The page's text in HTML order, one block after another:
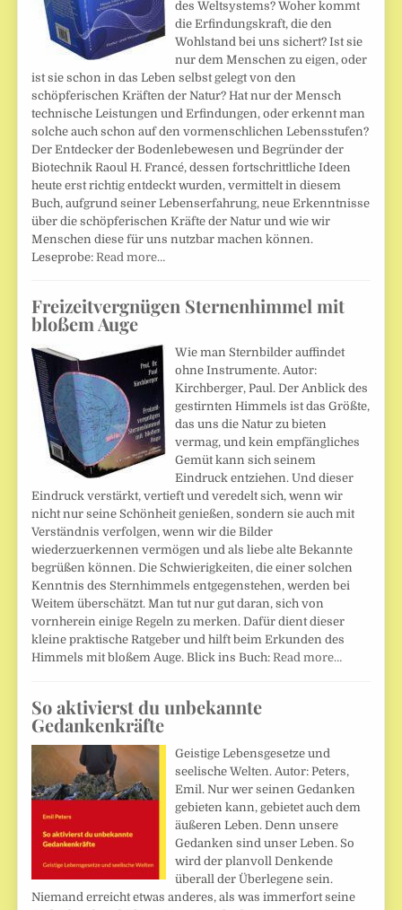
des Weltsystems? Woher kommt
die Erfindungskraft, die den
Wohlstand bei uns sichert? Ist sie
nur dem Menschen zu eigen, oder
ist sie schon in das Leben selbst gelegt von den
schöpferischen Kräften der Natur? Hat nur der Mensch
technische Leistungen und Erfindungen, oder erkennt man
solche auch schon auf den vormenschlichen Lebensstufen?
Der Entdecker der Bodenlebewesen und Begründer der
Biotechnik Raoul H. Francé, dessen fortschrittliche Ideen
heute erst richtig entdeckt wurden, vermittelt in diesem
Buch, aufgrund seiner Lebenserfahrung, neue Erkenntnisse
über die schöpferischen Kräfte der Natur und wie wir
Menschen diese für uns nutzbar machen können.
Leseprobe:Read more…
Freizeitvergnügen Sternenhimmel mit
bloßem Auge
Wie man Sternbilder auffindet
ohne Instrumente. Autor:
Kirchberger, Paul. Der Anblick des
gestirnten Himmels ist das Größte,
das uns die Natur zu bieten
vermag, und kein empfängliches
Gemüt kann sich seinem
Eindruck entziehen. Und dieser
Eindruck verstärkt, vertieft und veredelt sich, wenn wir
nicht nur seine Schönheit genießen, sondern sie auch mit
Verständnis verfolgen, wenn wir die Bilder
wiederzuerkennen vermögen und als liebe alte Bekannte
begrüßen können. Die Schwierigkeiten, die einer solchen
Kenntnis des Sternhimmels entgegenstehen, werden bei
Weitem überschätzt. Man tut nur gut daran, sich von
vornherein einige Regeln zu merken. Dafür dient dieser
kleine praktische Ratgeber und hilft beim Erkunden des
Himmels mit bloßem Auge. Blick ins Buch:Read more…
So aktivierst du unbekannte
Gedankenkräfte
Geistige Lebensgesetze und
seelische Welten. Autor: Peters,
Emil. Nur wer seinen Gedanken
gebieten kann, gebietet auch dem
äußeren Leben. Denn unsere
Gedanken sind unser Leben. So
wird der planvoll Denkende
überall der Überlegene sein.
Niemand erreicht etwas anderes, als was immerfort seine